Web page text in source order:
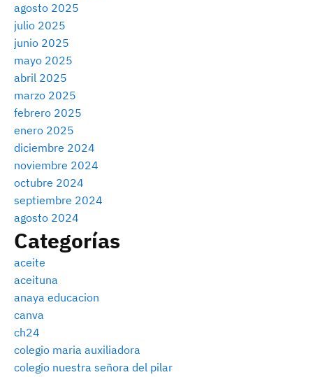
agosto 2025
julio 2025
junio 2025
mayo 2025
abril 2025
marzo 2025
febrero 2025
enero 2025
diciembre 2024
noviembre 2024
octubre 2024
septiembre 2024
agosto 2024
Categorías
aceite
aceituna
anaya educacion
canva
ch24
colegio maria auxiliadora
colegio nuestra señora del pilar